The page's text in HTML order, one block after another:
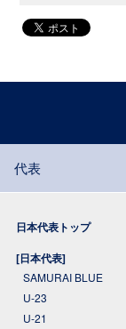
代表
日本代表トップ
[日本代表]
SAMURAI BLUE
U-23
U-21